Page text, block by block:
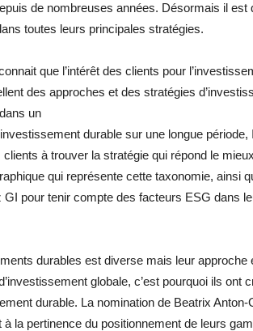
de nombreuses années. Désormais il est
toutes leurs principales stratégies.
que l’intérêt des clients pour
des approches et des stratégies
un
durable sur une longue
clients à trouver la stratégie qui répond le
qui représente cette taxonomie, ainsi
GI pour tenir compte des facteurs ESG dans
durables est diverse mais leur approche
globale, c’est pourquoi ils ont
durable. La nomination de Beatrix
à la pertinence du positionnement de leurs